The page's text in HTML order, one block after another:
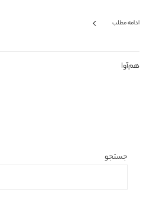
ادامه مطلب
هم‌آوا
جستجو